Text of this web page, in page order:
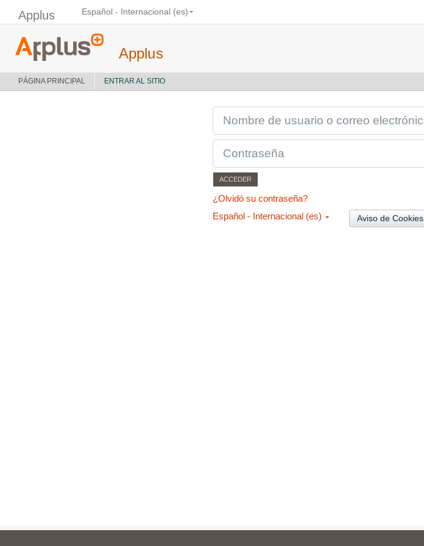
Applus Español - Internacional ‎(es)‎
Applus
PÁGINA PRINCIPAL ENTRAR AL SITIO
NOMBRE DE USUARIO O CORREO ELECTRÓNICO
CONTRASEÑA
ACCEDER
¿Olvidó su contraseña?
Español - Internacional ‎(es)‎
Aviso de Cookies